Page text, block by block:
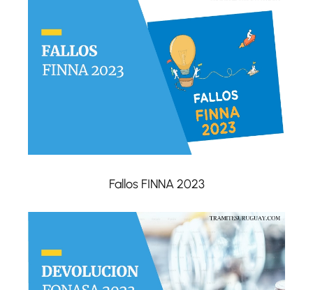
Fallos FINNA 2023